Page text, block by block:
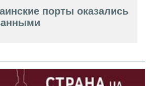
порты оказались